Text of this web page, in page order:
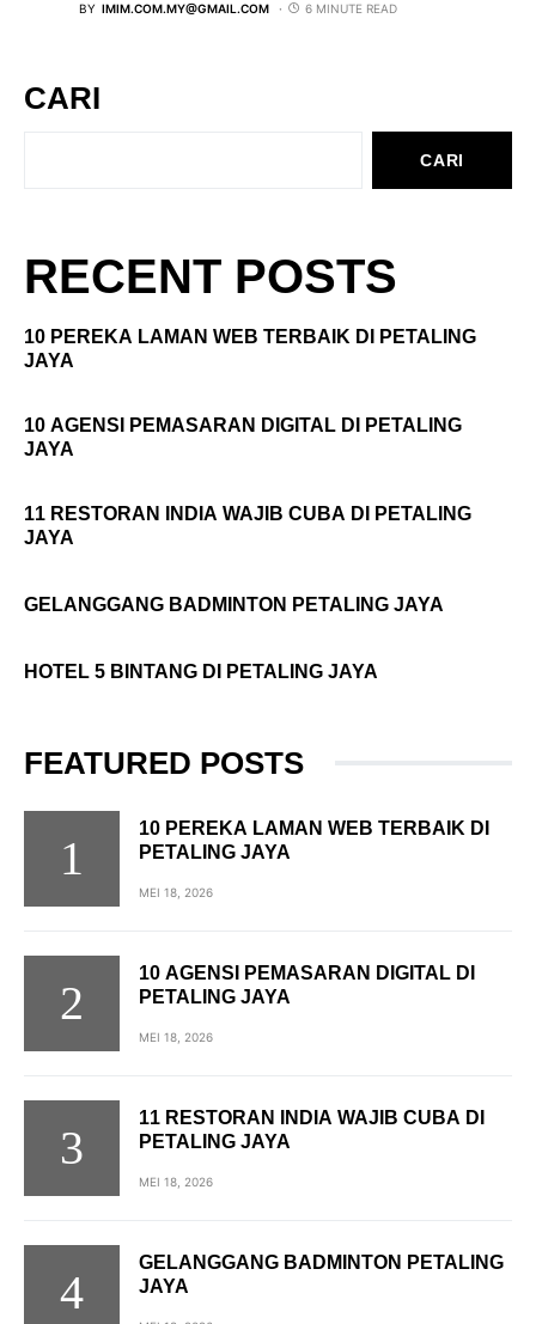
BY IMIM.COM.MY@GMAIL.COM 6 MINUTE READ
CARI
CARI
RECENT POSTS
10 PEREKA LAMAN WEB TERBAIK DI PETALING
JAYA
10 AGENSI PEMASARAN DIGITAL DI PETALING
JAYA
11 RESTORAN INDIA WAJIB CUBA DI PETALING
JAYA
GELANGGANG BADMINTON PETALING JAYA
HOTEL 5 BINTANG DI PETALING JAYA
FEATURED POSTS
10 PEREKA LAMAN WEB TERBAIK DI
PETALING JAYA
MEI 18, 2026
10 AGENSI PEMASARAN DIGITAL DI
PETALING JAYA
MEI 18, 2026
11 RESTORAN INDIA WAJIB CUBA DI
PETALING JAYA
MEI 18, 2026
GELANGGANG BADMINTON PETALING
JAYA